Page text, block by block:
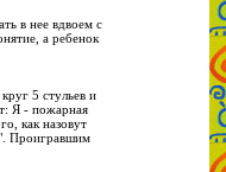
в нее вдвоем с
а ребенок
5 стульев и
Я - пожарная
как назовут
Проигравшим